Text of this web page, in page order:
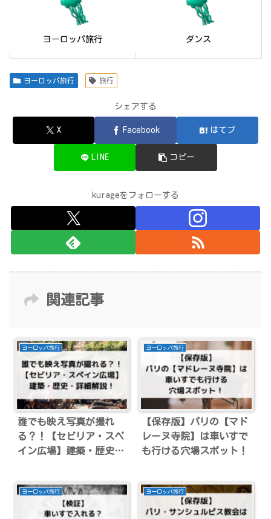
ヨーロッパ旅行 旅行
シェアする
X Facebook はてブ
LINE コピー
kurageをフォローする
関連記事
ヨーロッパ旅行
誰でも映え写真が撮れ
る？！【セビリア・スペ
イン広場】建築・歴史・
ヨーロッパ旅行
【保存版】パリの【マド
レーヌ寺院】は車いすで
も行ける穴場スポット！
ヨーロッパ旅行 ヨーロッパ旅行